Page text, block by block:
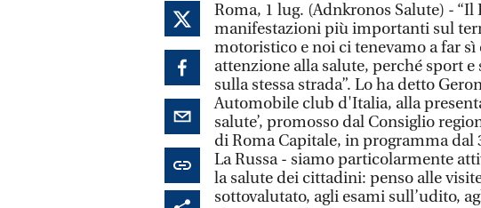
Roma, 1 lug. (Adnkronos Salute) -
manifestazioni più importanti sul
motoristico e noi ci tenevamo a far
attenzione alla salute, perché sport
sulla stessa strada”. Lo ha detto
Automobile club d'Italia, alla
salute’, promosso dal Consiglio
di Roma Capitale, in programma dal
La Russa - siamo particolarmente
la salute dei cittadini: penso alle
sottovalutato, agli esami sull’udito,